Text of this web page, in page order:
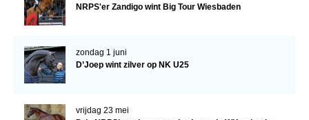
NRPS'er Zandigo wint Big Tour Wiesbaden
zondag 1 juni
D’Joep wint zilver op NK U25
vrijdag 23 mei